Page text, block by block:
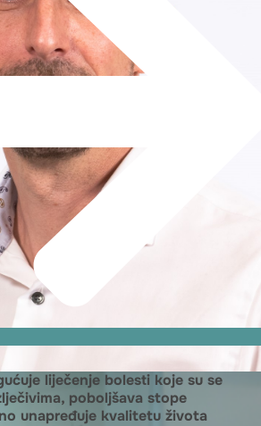
liječenje bolesti koje su se
poboljšava stope
unapređuje kvalitetu života